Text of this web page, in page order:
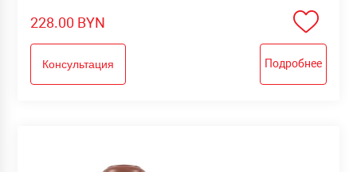
228.00 BYN
Консультация Подробнее